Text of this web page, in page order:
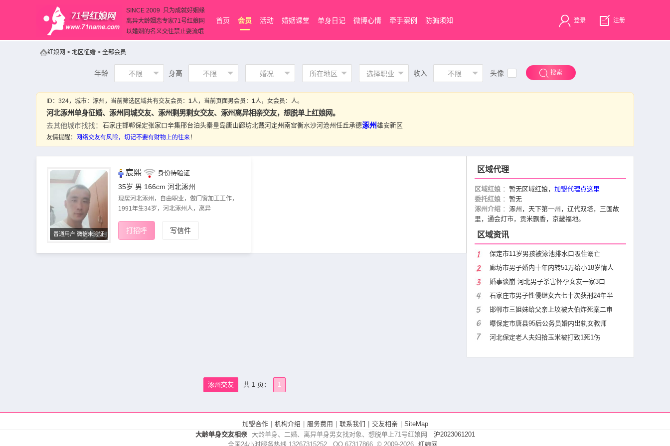
SINCE 2009 只为成就好姻缘
离异大龄姻恋专家71号红娘网
以婚姻的名义交往禁止耍流氓
首页 会员 活动 婚姻课堂 单身日记 微博心情 牵手案例 防骗须知 登录 注册
红娘网 > 地区征婚 > 全部会员
年龄 不限 身高 不限 婚况 所在地区 选择职业 收入 不限 头像 搜索
普通用户 微信未验证
宸熙 身份待验证
35岁 男 166cm 河北涿州
现居河北涿州，自由职业，做门窗加工工作，
1991年生34岁，河北涿州人，离异
打招呼 写信件
区域代理
区域红娘 ： 暂无区域红娘， 加盟代理点这里
委托红娘 ： 暂无
涿州介绍 ： 涿州，天下第一州，辽代双塔，三国故
里，通会灯市，贡米飘香，京畿福地。
区域资讯
保定市11岁男孩被泳池排水口吸住溺亡
廊坊市男子婚内十年内转51万给小18岁情人
婚事谈崩 河北男子杀害怀孕女友一家3口
石家庄市男子性侵继女六七十次获刑24年半
邯郸市三姐妹给父亲上坟被大伯炸死案二审
曝保定市唐县95后公务员婚内出轨女教师
河北保定老人夫妇拾玉米被打致1死1伤
涿州交友 共 1 页： 1
ID： 324，城市： 涿州 ，当前筛选区域共有交友会员 ： 1人，当前页面男会员： 1人，女会员： 人。
河北涿州单身征婚、 涿州同城交友、涿州剩男剩女交友、涿州离异相亲交友，想脱单上红娘网。
去其他城市找找： 石家庄邯郸保定张家口辛集邢台泊头秦皇岛唐山廊坊北戴河定州 南宫衡水沙河沧州 任丘承德涿州雄安新区
友情提醒： 网络交友有风险，切记不要有财物上的往来！
加盟合作 机构介绍 服务费用 联系我们 交友相亲
SiteMap
大龄单身交友相亲
大龄单身、二婚、离异单身男女找对象、想脱单上71号红娘网
沪2023061201
全国24小时服务热线 13267315252 QQ 67317866 © 2009-2026 红娘网